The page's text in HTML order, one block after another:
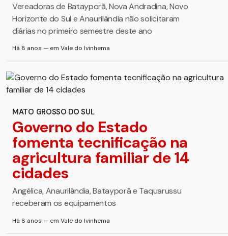
Vereadoras de Batayporã, Nova Andradina, Novo
Horizonte do Sul e Anaurilândia não solicitaram
diárias no primeiro semestre deste ano
Há 8 anos — em Vale do Ivinhema
MATO GROSSO DO SUL
Governo do Estado
fomenta tecnificação na
agricultura familiar de 14
cidades
Angélica, Anaurilândia, Batayporã e Taquarussu
receberam os equipamentos
Há 8 anos — em Vale do Ivinhema